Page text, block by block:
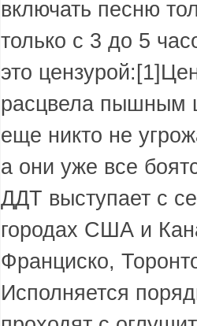
включать песню
только с 3 до 5
это
расцвела пышным
еще никто не
а они уже все
ДДТ выступает с
городах США и
Франциско,
Исполняется